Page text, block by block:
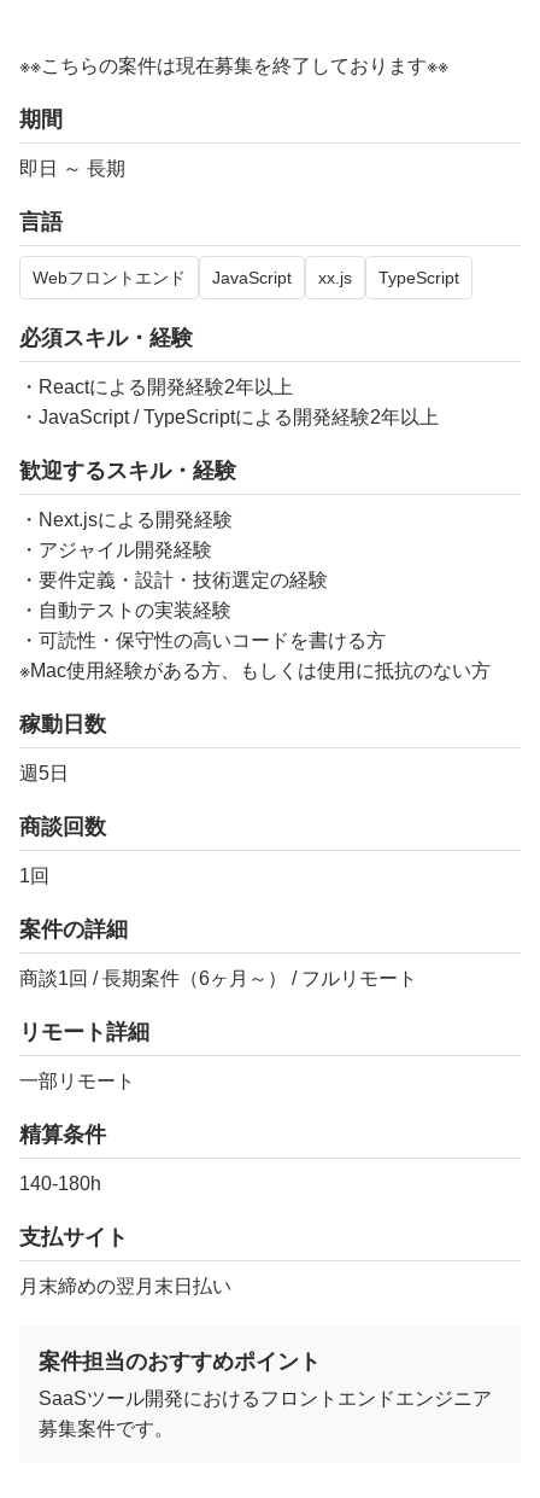
※※こちらの案件は現在募集を終了しております※※​
期間
即日 ～ 長期
言語
Webフロントエンド JavaScript xx.js TypeScript
必須スキル・経験
・Reactによる開発経験2年以上
・JavaScript / TypeScriptによる開発経験2年以上
歓迎するスキル・経験
・Next.jsによる開発経験
・アジャイル開発経験
・要件定義・設計・技術選定の経験
・自動テストの実装経験
・可読性・保守性の高いコードを書ける方
※Mac使用経験がある方、もしくは使用に抵抗のない方
稼動日数
週5日
商談回数
1回
案件の詳細
商談1回 / 長期案件（6ヶ月～） / フルリモート
リモート詳細
一部リモート
精算条件
140-180h
支払サイト
月末締めの翌月末日払い
案件担当のおすすめポイント
SaaSツール開発におけるフロントエンドエンジニア
募集案件です。